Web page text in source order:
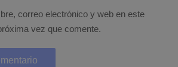
correo electrónico y web en este
vez que comente.